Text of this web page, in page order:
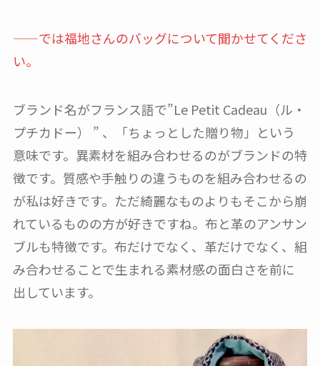
——では福地さんのバッグについて聞かせてくださ
い。
ブランド名がフランス語で”Le Petit Cadeau（ル・
プチカドー） ” 、「ちょっとした贈り物」という
意味です。異素材を組み合わせるのがブランドの特
徴です。質感や手触りの違うものを組み合わせるの
が私は好きです。ただ綺麗なものよりもそこから崩
れているものの方が好きですね。布と革のアンサン
ブルも特徴です。布だけでなく、革だけでなく、組
み合わせることで生まれる素材感の面白さを前に
出しています。